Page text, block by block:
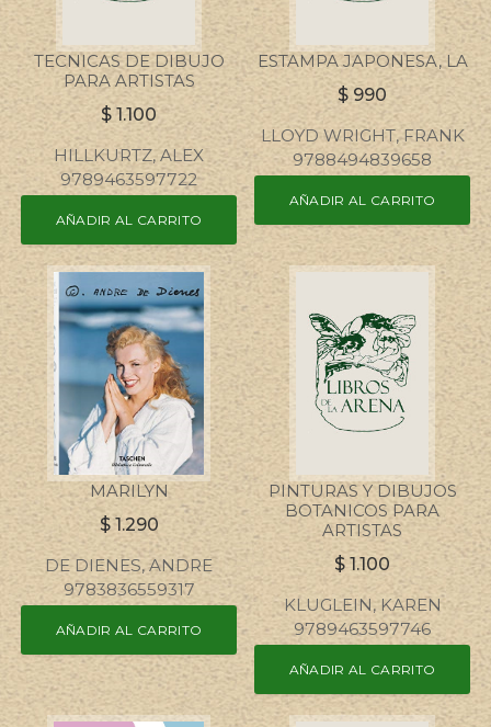
TECNICAS DE DIBUJO
PARA ARTISTAS
$ 1.100
HILLKURTZ, ALEX
9789463597722
AÑADIR AL CARRITO
ESTAMPA JAPONESA, LA
$ 990
LLOYD WRIGHT, FRANK
9788494839658
AÑADIR AL CARRITO
MARILYN
$1.290
DE DIENES, ANDRE
9783836559317
AÑADIR AL CARRITO
PINTURAS Y DIBUJOS
BOTANICOS PARA
ARTISTAS
$ 1.100
KLUGLEIN, KAREN
9789463597746
AÑADIR AL CARRITO